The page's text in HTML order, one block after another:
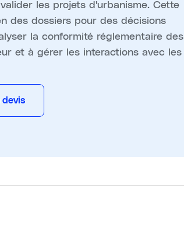
les projets d'urbanisme. Cette
des dossiers pour des décisions
la conformité réglementaire des
et à gérer les interactions avec les
devis